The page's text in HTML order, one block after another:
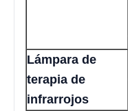
Lámpara de
terapia de
infrarrojos